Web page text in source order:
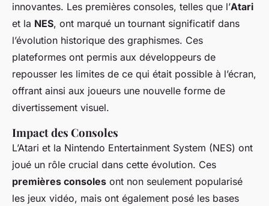
innovantes. Les premières consoles, telles que l’Atari
et la NES, ont marqué un tournant significatif dans
l’évolution historique des graphismes. Ces
plateformes ont permis aux développeurs de
repousser les limites de ce qui était possible à l’écran,
offrant ainsi aux joueurs une nouvelle forme de
divertissement visuel.
Impact des Consoles
L’Atari et la Nintendo Entertainment System (NES) ont
joué un rôle crucial dans cette évolution. Ces
premières consoles ont non seulement popularisé
les jeux vidéo, mais ont également posé les bases